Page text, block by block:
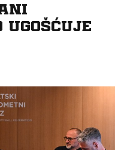
ugošćuje